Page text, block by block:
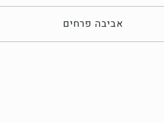
אביבה פרחים